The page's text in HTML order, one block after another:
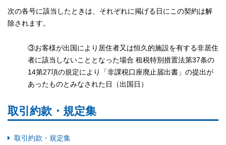
次の各号に該当したときは、それぞれに掲げる日にこの契約は解
除されます。
③お客様が出国により居住者又は恒久的施設を有する非居住
者に該当しないこととなった場合 租税特別措置法第37条の
14第27項の規定により「非課税口座廃止届出書」の提出が
あったものとみなされた日（出国日）
取引約款・規定集
取引約款・規定集